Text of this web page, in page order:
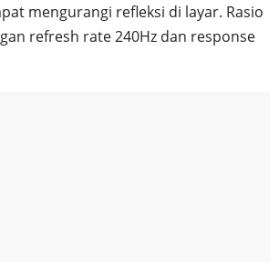
mengurangi refleksi di layar. Rasio
refresh rate 240Hz dan response